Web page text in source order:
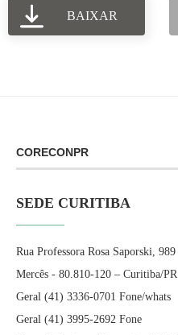
BAIXAR
CORECONPR
SEDE CURITIBA
Rua Professora Rosa Saporski, 989
Mercês - 80.810-120 – Curitiba/PR
Geral (41) 3336-0701 Fone/whats
Geral (41) 3995-2692 Fone